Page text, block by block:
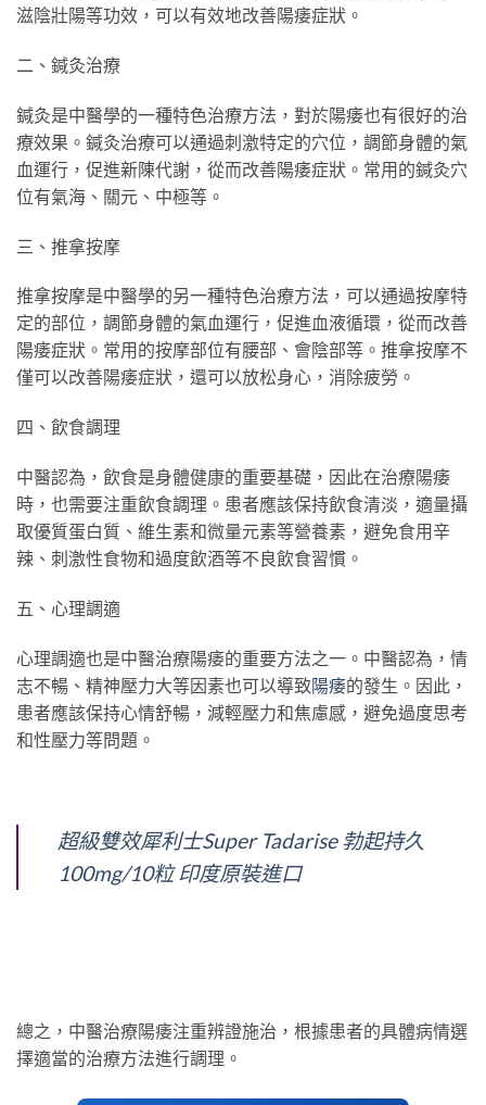
滋陰壯陽等功效，可以有效地改善陽痿症狀。
二、鍼灸治療
鍼灸是中醫學的一種特色治療方法，對於陽痿也有很好的治
療效果。鍼灸治療可以通過刺激特定的穴位，調節身體的氣
血運行，促進新陳代謝，從而改善陽痿症狀。常用的鍼灸穴
位有氣海、關元、中極等。
三、推拿按摩
推拿按摩是中醫學的另一種特色治療方法，可以通過按摩特
定的部位，調節身體的氣血運行，促進血液循環，從而改善
陽痿症狀。常用的按摩部位有腰部、會陰部等。推拿按摩不
僅可以改善陽痿症狀，還可以放松身心，消除疲勞。
四、飲食調理
中醫認為，飲食是身體健康的重要基礎，因此在治療陽痿
時，也需要注重飲食調理。患者應該保持飲食清淡，適量攝
取優質蛋白質、維生素和微量元素等營養素，避免食用辛
辣、刺激性食物和過度飲酒等不良飲食習慣。
五、心理調適
心理調適也是中醫治療陽痿的重要方法之一。中醫認為，情
志不暢、精神壓力大等因素也可以導致陽痿的發生。因此，
患者應該保持心情舒暢，減輕壓力和焦慮感，避免過度思考
和性壓力等問題。
超級雙效犀利士Super Tadarise 勃起持久
100mg/10粒 印度原裝進口
總之，中醫治療陽痿注重辨證施治，根據患者的具體病情選
擇適當的治療方法進行調理。